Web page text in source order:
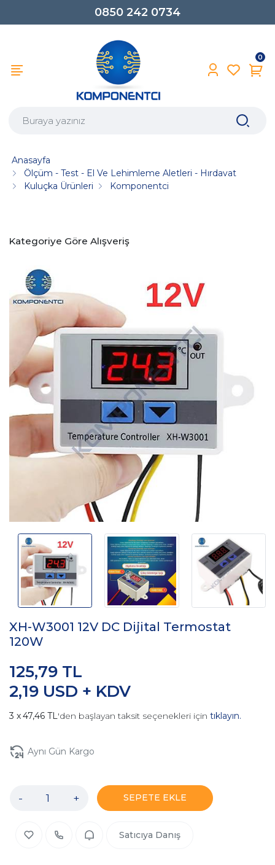
0850 242 0734
0
Anasayfa
Ölçüm - Test - El Ve Lehimleme Aletleri - Hırdavat
Kuluçka Ürünleri
Komponentci
Kategoriye Göre Alışveriş
XH-W3001 12V DC Dijital Termostat
120W
2,19 USD + KDV
125,79 TL
47,46 TL'den başlayan taksit seçenekleri için tıklayın.
Aynı Gün Kargo
- + SEPETE EKLE
Satıcıya Danış